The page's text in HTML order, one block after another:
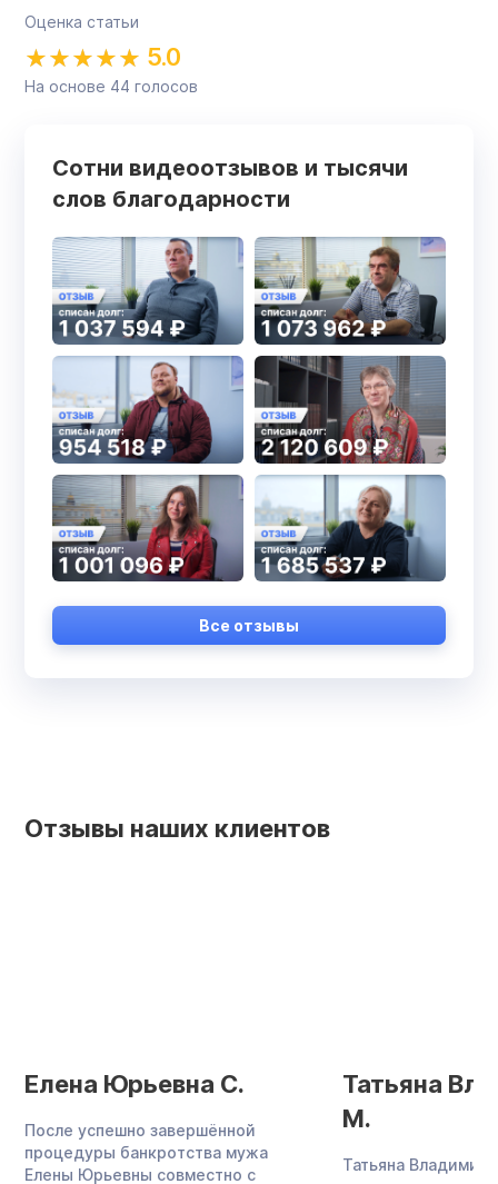
Оценка статьи
5.0
На основе 44 голосов
Сотни видеоотзывов и тысячи
слов благодарности
Все отзывы
Отзывы наших клиентов
Елена Юрьевна С.
После успешно завершённой
процедуры банкротства мужа
Елены Юрьевны совместно с
Татьяна
М.
Татьяна